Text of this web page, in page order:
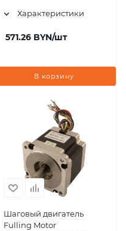
Характеристики
571.26 BYN/шт
В корзину
Шаговый двигатель
Fulling Motor